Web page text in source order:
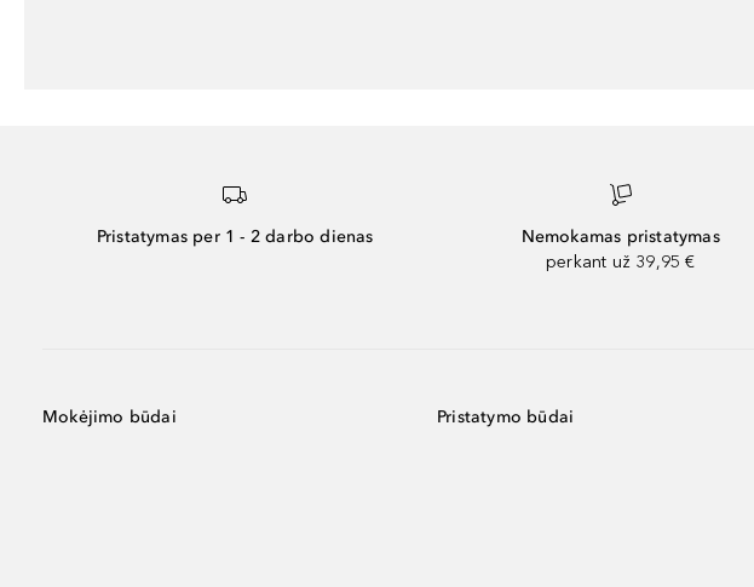
Pristatymas per 1 - 2 darbo dienas
Nemokamas pristatymas
perkant už 39,95 €
Mokėjimo būdai Pristatymo būdai